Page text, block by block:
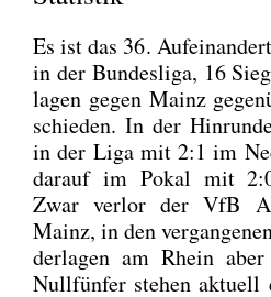
Es ist das 36.
in der Bun­des­li­ga, 16
la­gen gegen Mainz
schie­den. In der
in der Liga mit 2:1 im
dar­auf im Pokal mit
Zwar ver­lor der VfB
Mainz, in den
der­la­gen am Rhein
Null­fün­fer ste­hen aktu­ell